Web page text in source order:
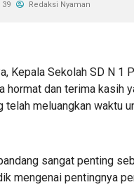
39 Redaksi Nyaman
Kepala Sekolah SD N 1
hormat dan terima kasih
telah meluangkan waktu
sangat penting
mengenai pentingnya